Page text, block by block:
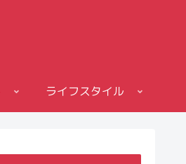
ライフスタイル